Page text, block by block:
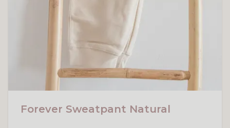
Forever Sweatpant Natural